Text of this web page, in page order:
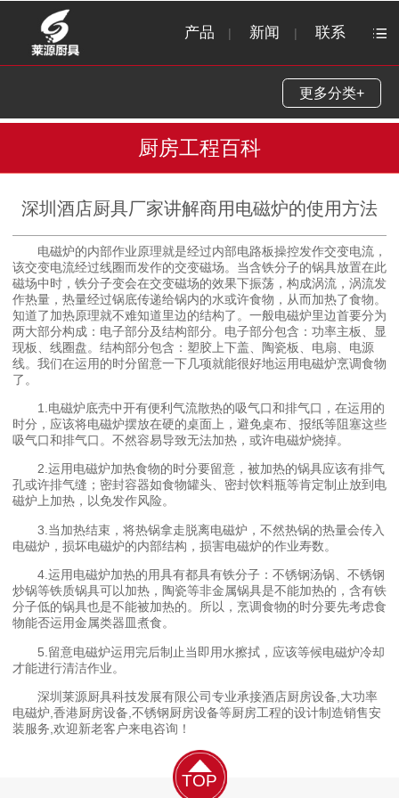
产品 | 新闻 | 联系
更多分类+
厨房工程百科
深圳酒店厨具厂家讲解商用电磁炉的使用方法
电磁炉的内部作业原理就是经过内部电路板操控发作交变电流，
该交变电流经过线圈而发作的交变磁场。当含铁分子的锅具放置在此
磁场中时，铁分子变会在交变磁场的效果下振荡，构成涡流，涡流发
作热量，热量经过锅底传递给锅内的水或许食物，从而加热了食物。
知道了加热原理就不难知道里边的结构了。一般电磁炉里边首要分为
两大部分构成：电子部分及结构部分。电子部分包含：功率主板、显
现板、线圈盘。结构部分包含：塑胶上下盖、陶瓷板、电扇、电源
线。我们在运用的时分留意一下几项就能很好地运用电磁炉烹调食物
了。
1.电磁炉底壳中开有便利气流散热的吸气口和排气口，在运用的
时分，应该将电磁炉摆放在硬的桌面上，避免桌布、报纸等阻塞这些
吸气口和排气口。不然容易导致无法加热，或许电磁炉烧掉。
2.运用电磁炉加热食物的时分要留意，被加热的锅具应该有排气
孔或许排气缝；密封容器如食物罐头、密封饮料瓶等肯定制止放到电
磁炉上加热，以免发作风险。
3.当加热结束，将热锅拿走脱离电磁炉，不然热锅的热量会传入
电磁炉，损坏电磁炉的内部结构，损害电磁炉的作业寿数。
4.运用电磁炉加热的用具有都具有铁分子：不锈钢汤锅、不锈钢
炒锅等铁质锅具可以加热，陶瓷等非金属锅具是不能加热的，含有铁
分子低的锅具也是不能被加热的。所以，烹调食物的时分要先考虑食
物能否运用金属类器皿煮食。
5.留意电磁炉运用完后制止当即用水擦拭，应该等候电磁炉冷却
才能进行清洁作业。
深圳莱源厨具科技发展有限公司专业承接酒店厨房设备,大功率
电磁炉,香港厨房设备,不锈钢厨房设备等厨房工程的设计制造销售安
装服务,欢迎新老客户来电咨询！
TOP